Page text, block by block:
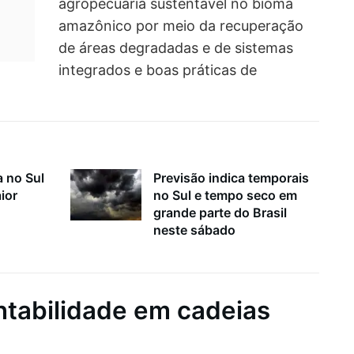
agropecuária sustentável no bioma
amazônico por meio da recuperação
de áreas degradadas e de sistemas
integrados e boas práticas de
no Sul
Previsão indica temporais
no Sul e tempo seco em
grande parte do Brasil
neste sábado
em cadeias